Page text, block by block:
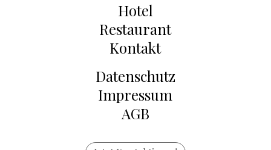
Hotel
Restaurant
Kontakt
Datenschutz
Impressum
AGB